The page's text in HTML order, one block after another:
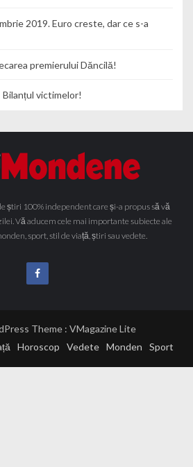
2019. Euro creste, dar ce s-a
premierului Dăncilă!
Bilanțul victimelor!
știri 100% independent care și-a propus să vă
Vă aducem cele mai importante subiecte ale
sport, stil de viață, știri sau vedete.
Theme : VMagazine Lite
Horoscop Vedete Monden Sport